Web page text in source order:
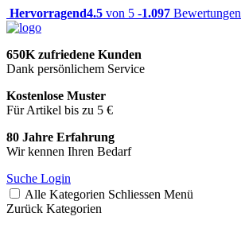
Hervorragend4.5 von 5 -1.097 Bewertungen
650K zufriedene Kunden
Dank persönlichem Service
Kostenlose Muster
Für Artikel bis zu 5 €
80 Jahre Erfahrung
Wir kennen Ihren Bedarf
Suche Login
Alle Kategorien Schliessen Menü
Zurück Kategorien